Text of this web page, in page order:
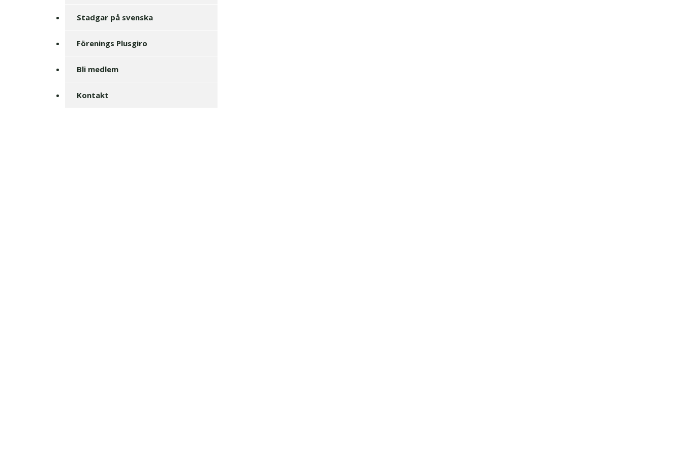
Stadgar på svenska
Förenings Plusgiro
Bli medlem
Kontakt